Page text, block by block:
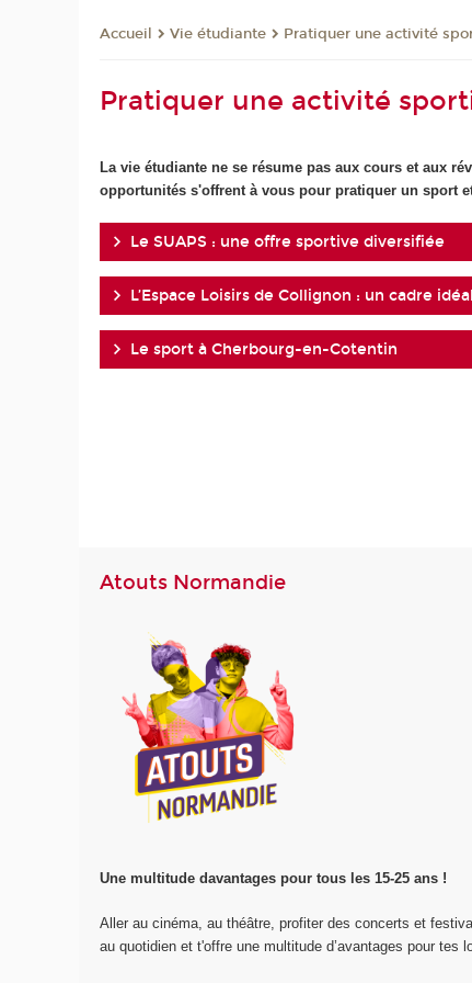
Accueil Vie étudiante Pratiquer une activité
Pratiquer une activité
La vie étudiante ne se résume pas aux cours et aux
opportunités s'offrent à vous pour pratiquer un sport
Le SUAPS : une offre sportive diversifiée
L’Espace Loisirs de Collignon : un cadre
Le sport à Cherbourg-en-Cotentin
Atouts Normandie
Une multitude davantages pour tous les 15-25 ans !
Aller au cinéma, au théâtre, profiter des concerts et
au quotidien et t'offre une multitude d’avantages pour tes